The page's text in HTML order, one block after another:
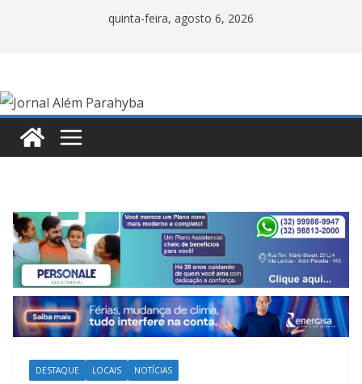
quinta-feira, agosto 6, 2026
DESTAQUE LOCAIS NOTÍCIAS